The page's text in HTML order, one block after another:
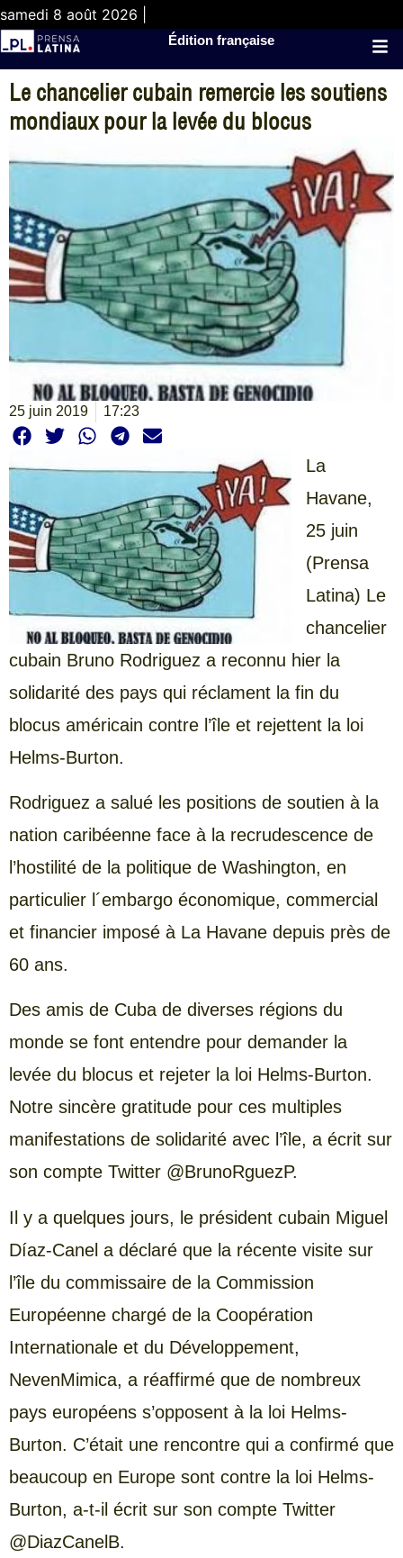
samedi 8 août 2026 |
Édition française
Le chancelier cubain remercie les soutiens
mondiaux pour la levée du blocus
25 juin 2019 17:23
La
Havane,
25 juin
(Prensa
Latina) Le
chancelier
cubain Bruno Rodriguez a reconnu hier la
solidarité des pays qui réclament la fin du
blocus américain contre l’île et rejettent la loi
Helms-Burton.
Rodriguez a salué les positions de soutien à la
nation caribéenne face à la recrudescence de
l’hostilité de la politique de Washington, en
particulier l´embargo économique, commercial
et financier imposé à La Havane depuis près de
60 ans.
Des amis de Cuba de diverses régions du
monde se font entendre pour demander la
levée du blocus et rejeter la loi Helms-Burton.
Notre sincère gratitude pour ces multiples
manifestations de solidarité avec l’île, a écrit sur
son compte Twitter @BrunoRguezP.
Il y a quelques jours, le président cubain Miguel
Díaz-Canel a déclaré que la récente visite sur
l’île du commissaire de la Commission
Européenne chargé de la Coopération
Internationale et du Développement,
NevenMimica, a réaffirmé que de nombreux
pays européens s’opposent à la loi Helms-
Burton. C’était une rencontre qui a confirmé que
beaucoup en Europe sont contre la loi Helms-
Burton, a-t-il écrit sur son compte Twitter
@DiazCanelB.